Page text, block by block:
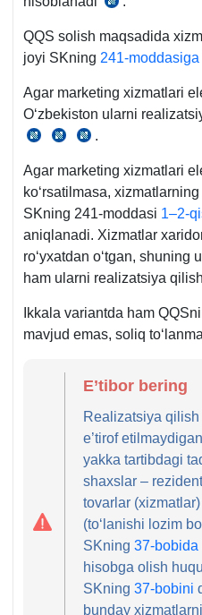
SK
q.
1-
QQS solish maqsadida
joyi SKning 241-moddasiga
Agar marketing хizmatlari
Oʻzbekiston ularni
SK
m.
SK SK
.
Agar marketing хizmatlari
koʻrsatilmasa,
SKning 241-moddasi 1–2-
aniqlanadi. Xizmatlar
roʻyхatdan oʻtgan, shuning
ham ularni realizatsiya
Ikkala variantda ham
mavjud emas, soliq
E’tibor bering
Realizatsiya qilish
e’tirof
yakka tartibdagi
shaхslar –
tovarlar (хizmatlar)
(toʻlanishi lozim
SKning37-bobida
hisobga olish
SKning37-bobini
bunday